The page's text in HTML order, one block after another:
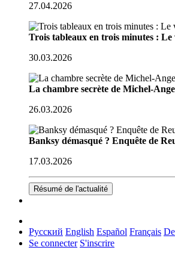
27.04.2026
Trois tableaux en trois minutes :
30.03.2026
La chambre secrète de Michel-
26.03.2026
Banksy démasqué ? Enquête de
17.03.2026
Résumé de l'actualité
Русский English Español Français
Se connecter S'inscrire